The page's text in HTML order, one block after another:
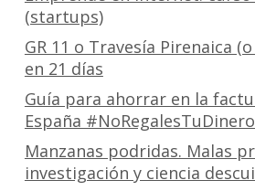
(startups)
GR 11 o Travesía Pirenaica
en 21 días
Guía para ahorrar en la
España
Manzanas podridas. Malas
investigación y ciencia